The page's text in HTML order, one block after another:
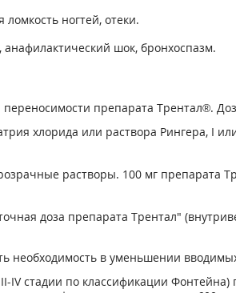
ногтей, отеки.
шок, бронхоспазм.
препарата Трентал®.
хлорида или раствора Рингера, I
растворы. 100 мг препарата
доза препарата Трентал"
необходимость в уменьшении
IV стадии по классификации Фонтейна)